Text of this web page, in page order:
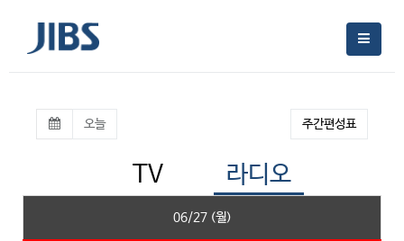
오늘
TV 라디오
주간편성표
06/27 (월)